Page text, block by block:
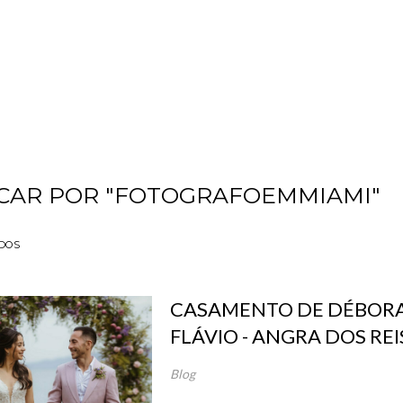
POR "FOTOGRAFOEMMIAMI"
CASAMENTO DE
FLÁVIO - ANGRA DOS
Blog